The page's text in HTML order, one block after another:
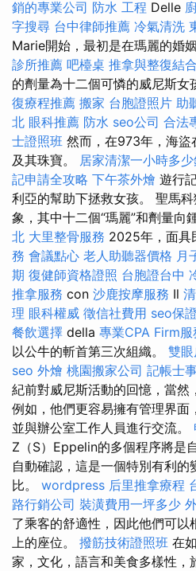
銷的專業公司 防水 工程 Delle
字搜尋 台中律師推薦 冷氣清洗
Marie開始，最初是在瑪麗的婚
診所推薦 吧檯桌 推拿與整復結合
的劑量為十二個可憐的威尼斯女
復療程推薦 搬家 台胞證照片 助
北 眼科推薦 防水 seo公司 合法
士證照班 然而，在973年，海盜
及其珠寶。 居家清潔一小時多
記申請全攻略 下午茶外燴 遊行
利亞的幫助下拯救女孩。 聖馬
象，其中十二個“瑪麗”和劑量向
北 大里整骨服務 2025年，面具
務 會議點心 老人助聽器價格 月
期 復健師資格證照 台胞證台中
推拿服務 con 沙鹿按摩服務 Il
理 眼科權威 徵信社費用 seo保
餐飲選擇 della 專業CPA Firm服
以公牛的斬首第三次組織。 雙眼
seo 外燴 桃園搬家公司 記帳士
紀前對威尼斯活動的回憶，當然
例如，他們更容易擁有管理界面
並與辦公室工作人員進行交流。
Z（S）Eppelin的多個程序將是
自動確認，這是一個特別有利
比。 wordpress 后里推拿療程
路行銷公司 裝潢費用一坪多少
了乘客的舒適性，因此他們可
上的座位。 撥筋技術證照班 在
家，文化，語言和美食多樣性，